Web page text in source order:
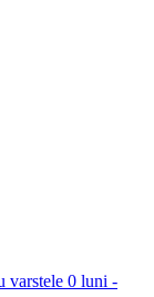
varstele 0 luni -